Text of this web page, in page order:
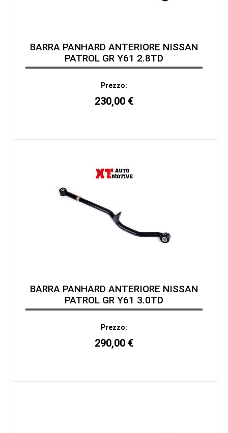
BARRA PANHARD ANTERIORE NISSAN
PATROL GR Y61 2.8TD
Prezzo:
230,00 €
BARRA PANHARD ANTERIORE NISSAN
PATROL GR Y61 3.0TD
Prezzo:
290,00 €